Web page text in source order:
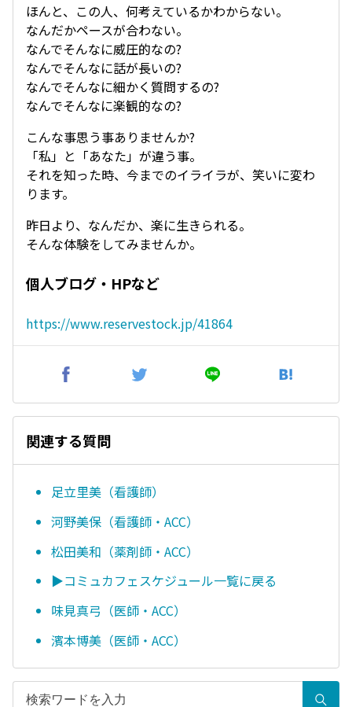
ほんと、この人、何考えているかわからない。
なんだかペースが合わない。
なんでそんなに威圧的なの?
なんでそんなに話が長いの?
なんでそんなに細かく質問するの?
なんでそんなに楽観的なの?
こんな事思う事ありませんか?
「私」と「あなた」が違う事。
それを知った時、今までのイライラが、笑いに変わ
ります。
昨日より、なんだか、楽に生きられる。
そんな体験をしてみませんか。
個人ブログ・HPなど
https://www.reservestock.jp/41864
関連する質問
足立里美（看護師）
河野美保（看護師・ACC）
松田美和（薬剤師・ACC）
▶コミュカフェスケジュール一覧に戻る
味見真弓（医師・ACC）
濱本博美（医師・ACC）